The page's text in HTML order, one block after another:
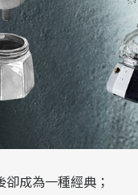
成為一種經典；